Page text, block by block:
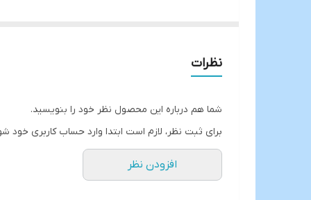
بسته بندی بصورت سه عدد ساده و سه عدد طرحدار
ارسال از خوی
نظرات
شما هم درباره این محصول نظر خود را بنویسید.
برای ثبت نظر، لازم است ابتدا وارد حساب کاربری خود
افزودن نظر